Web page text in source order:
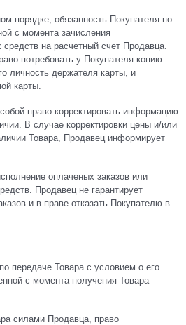
порядке, обязанность Покупателя по
с момента зачисления
на расчетный счет Продавца.
потребовать у Покупателя копию
личность держателя карты, и
карты.
право корректировать информацию
В случае корректировки цены и/или
Товара, Продавец информирует
оплаченых заказов или
Продавец не гарантирует
и в праве отказать Покупателю в
передаче Товара с условием о его
с момента получения Товара
силами Продавца, право